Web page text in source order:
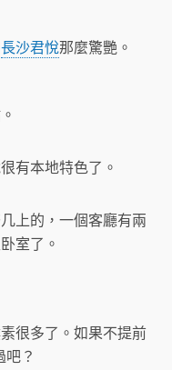
長沙君悅那麼驚艷。
有本地特色了。
上的，一個客廳有兩
室了。
很多了。如果不提前
？